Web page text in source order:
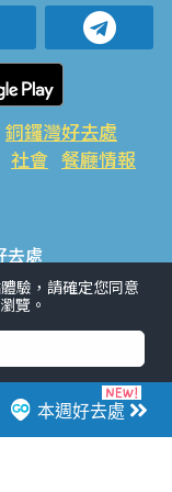
本週好去處
銅鑼灣好去處
社會 餐廳情報
去處
旺角好去處 社會
群熱話
#限時搶
#著數 #網絡熱話
驗，請確定您同意
覽。